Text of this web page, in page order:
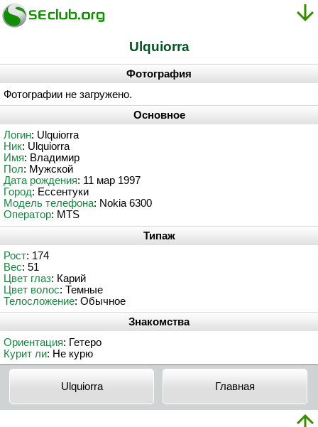
Ulquiorra
Фотография
Фотографии не загружено.
Основное
Логин: Ulquiorra
Ник: Ulquiorra
Имя: Владимир
Пол: Мужской
Дата рождения: 11 мар 1997
Город: Ессентуки
Модель телефона: Nokia 6300
Оператор: MTS
Типаж
Рост: 174
Вес: 51
Цвет глаз: Карий
Цвет волос: Темные
Телосложение: Обычное
Знакомства
Ориентация: Гетеро
Курит ли: Не курю
Ulquiorra Главная